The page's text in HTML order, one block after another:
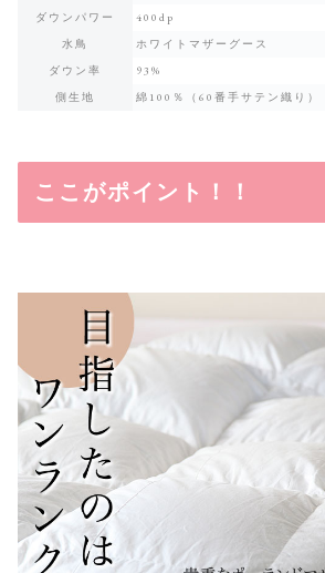
ダウンパワー
400dp
水鳥
ホワイトマザーグース
ダウン率
93%
側生地
綿100％（60番手サテン織り）
ここがポイント！！